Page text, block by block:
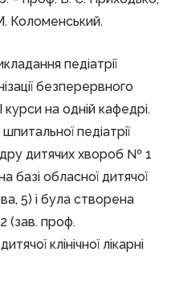
Коломенський.
педіатрії
безперервного
на одній кафедрі.
педіатрії
дитячих хвороб № 1
базі обласної дитячої
5) і була створена
(зав. проф.
клінічної лікарні